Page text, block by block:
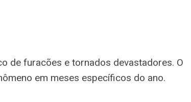
de furacões e tornados devastadores. O
em meses específicos do ano.